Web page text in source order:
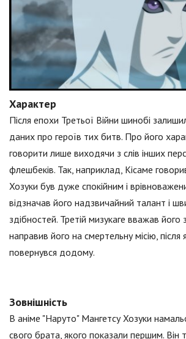
Характер
Після епохи Третьої Війни шинобі
даних про героїв тих битв. Про його
говорити лише виходячи з слів інших
флешбеків. Так, наприклад, Кісаме
Хозуки був дуже спокійним і
відзначав його надзвичайний талант і
здібностей. Третій мизукаге вважав
направив його на смертельну місію, після
повернувся додому.
Зовнішність
В аніме "Наруто" Мангетсу Хозуки
свого брата, якого показали першим. Він